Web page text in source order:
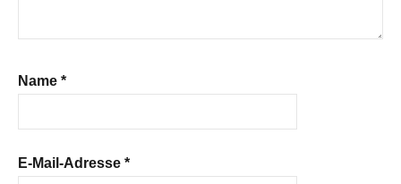
Name *
E-Mail-Adresse *